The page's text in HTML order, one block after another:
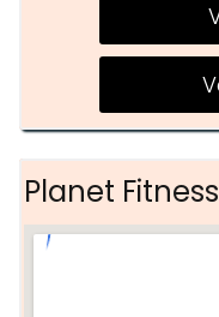
Clases
Planet Fitness